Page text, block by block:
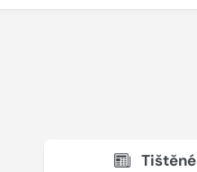
Tištěné